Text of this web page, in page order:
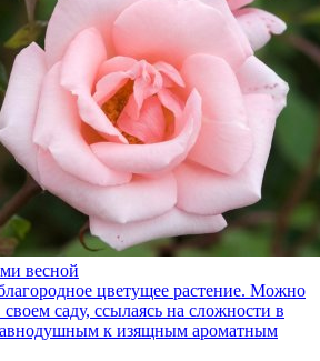
весной
цветущее растение. Можно
саду, ссылаясь на сложности в
к изящным ароматным